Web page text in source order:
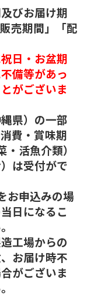
びお届け期
売期間」「配
日・お盆期
備等があっ
がございま
県）の一部
費・賞味期
活魚介類）
は受付がで
お申込みの場
日になるこ
工場からの
お届け時不
がございま